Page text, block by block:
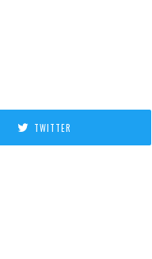
TWITTER